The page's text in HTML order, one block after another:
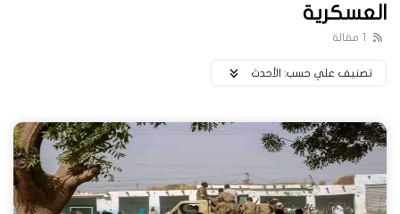
العسكرية
1 مقالة
تصنيف علي حسب: اﻷحدث